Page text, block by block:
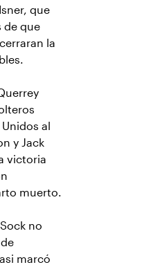
que
de que
la
al
y Jack
victoria
muerto.
no
marcó